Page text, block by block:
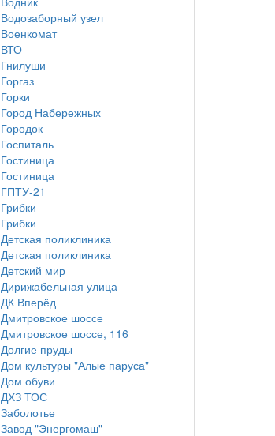
Водозаборный узел
Военкомат
ВТО
Гнилуши
Горгаз
Горки
Город Набережных
Городок
Госпиталь
Гостиница
Гостиница
ГПТУ-21
Грибки
Грибки
Детская поликлиника
Детская поликлиника
Детский мир
Дирижабельная улица
ДК Вперёд
Дмитровское шоссе
Дмитровское шоссе, 116
Долгие пруды
Дом культуры "Алые паруса"
Дом обуви
ДХЗ ТОС
Заболотье
Завод "Энергомаш"